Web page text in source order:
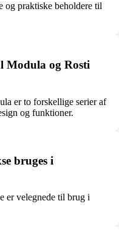
og praktiske beholdere til
Modula og Rosti
er to forskellige serier af
og funktioner.
bruges i
er velegnede til brug i